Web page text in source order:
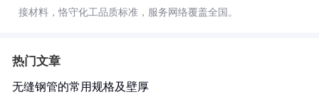
接材料，恪守化工品质标准，服务网络覆盖全国。
热门文章
无缝钢管的常用规格及壁厚